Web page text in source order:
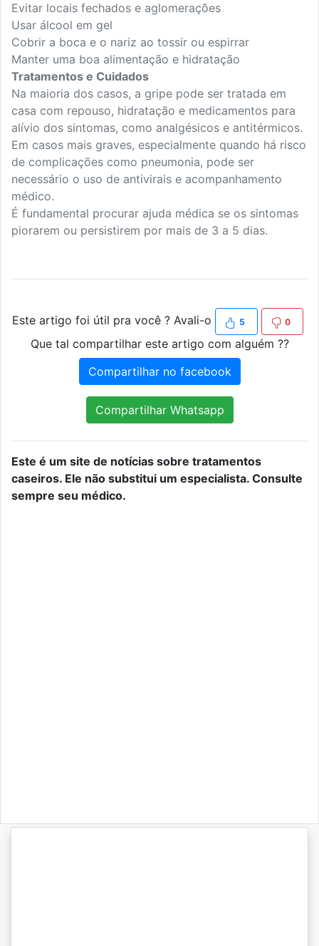
Evitar locais fechados e aglomerações
Usar álcool em gel
Cobrir a boca e o nariz ao tossir ou espirrar
Manter uma boa alimentação e hidratação
Tratamentos e Cuidados
Na maioria dos casos, a gripe pode ser tratada em
casa com repouso, hidratação e medicamentos para
alívio dos sintomas, como analgésicos e antitérmicos.
Em casos mais graves, especialmente quando há risco
de complicações como pneumonia, pode ser
necessário o uso de antivirais e acompanhamento
médico.
É fundamental procurar ajuda médica se os sintomas
piorarem ou persistirem por mais de 3 a 5 dias.
Este artigo foi útil pra você ? Avali-o 5 0
Que tal compartilhar este artigo com alguém ??
Compartilhar no facebook
Compartilhar Whatsapp
Este é um site de notícias sobre tratamentos
caseiros. Ele não substitui um especialista. Consulte
sempre seu médico.